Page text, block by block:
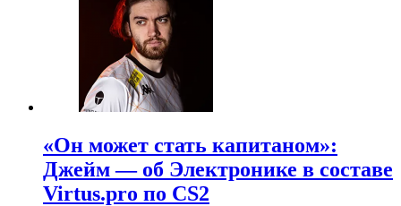
«Он может стать капитаном»:
Джейм — об Электронике в составе
Virtus.pro по CS2